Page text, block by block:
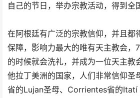
自己的节日，举办宗教活动，得到全
在阿根廷有广泛的宗教信仰，并且都
保障，影响力最大的唯有天主教会，
的时候就会洗礼，并成为一位天主教
他拉丁美洲的国家，人们非常信仰圣
省的Lujan圣母、Corrientes省的